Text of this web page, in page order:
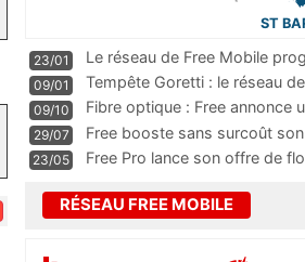
ST
23/01
Le réseau de Free Mobile
m
09/01
Tempête Goretti : le réseau
09/10
Fibre optique : Free annonce
pass
29/07
Free booste sans surcoût
23/05 Free Pro lance son offre de
RÉSEAU FREE MOBILE